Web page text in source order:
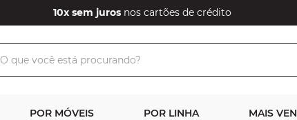
10x sem jurosnos cartões de crédito
você está procurando?
POR MÓVEIS POR LINHA MAIS